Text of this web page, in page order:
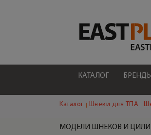
КАТАЛОГ БРЕНДЫ
Каталог Шнеки для ТПА
МОДЕЛИ ШНЕКОВ И